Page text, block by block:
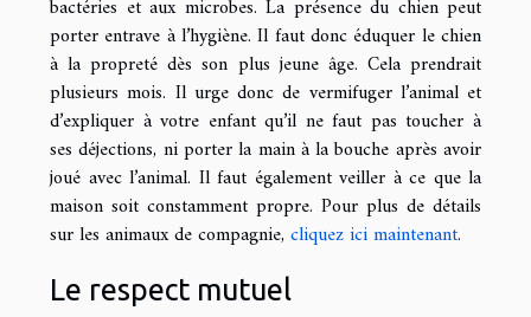
bactéries et aux microbes. La présence du chien peut
porter entrave à l’hygiène. Il faut donc éduquer le chien
à la propreté dès son plus jeune âge. Cela prendrait
plusieurs mois. Il urge donc de vermifuger l’animal et
d’expliquer à votre enfant qu’il ne faut pas toucher à
ses déjections, ni porter la main à la bouche après avoir
joué avec l’animal. Il faut également veiller à ce que la
maison soit constamment propre. Pour plus de détails
sur les animaux de compagnie, cliquez ici maintenant.
Le respect mutuel